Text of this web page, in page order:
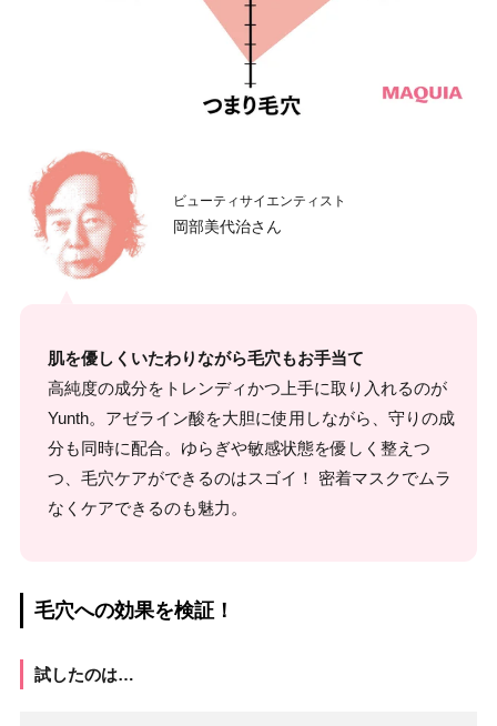
ビューティサイエンティスト
岡部美代治さん
肌を優しくいたわりながら毛穴もお手当て
高純度の成分をトレンディかつ上手に取り入れるのが
Yunth。アゼライン酸を大胆に使用しながら、守りの成
分も同時に配合。ゆらぎや敏感状態を優しく整えつ
つ、毛穴ケアができるのはスゴイ！ 密着マスクでムラ
なくケアできるのも魅力。
毛穴への効果を検証！
試したのは…